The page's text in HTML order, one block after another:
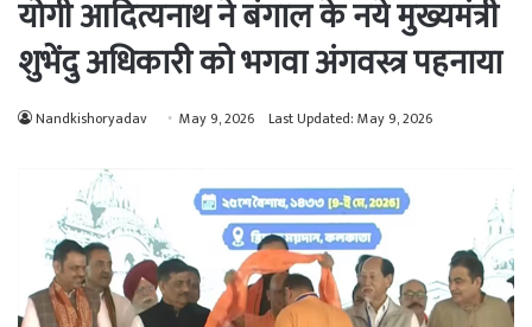
योगी आदित्यनाथ ने बंगाल के नये मुख्यमंत्री
शुभेंदु अधिकारी को भगवा अंगवस्त्र पहनाया
Nandkishoryadav May 9, 2026 Last Updated: May 9, 2026